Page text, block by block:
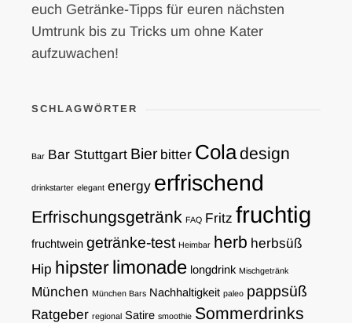
euch Getränke-Tipps für euren nächsten
Umtrunk bis zu Tricks um ohne Kater
aufzuwachen!
SCHLAGWÖRTER
Bar Bar Stuttgart Bier bitter Coladesign
drinkstarter elegant energy erfrischend
Erfrischungsgetränk FAQ Fritz fruchtig
fruchtwein getränke-test Heimbar herb herbsüß
Hip hipsterlimonade longdrink Mischgetränk
München München Bars Nachhaltigkeit paleo pappsüß
Ratgeber regional Satire smoothie Sommerdrinks